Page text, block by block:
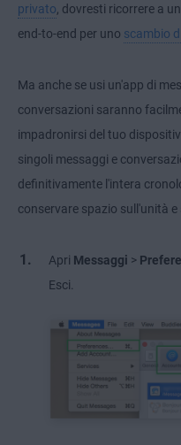
privato , dovresti ricorrere a
end-to-end per uno scambio
Ma anche se usi un'app di
conversazioni saranno
impadronirsi del tuo
singoli messaggi e
definitivamente l'intera
conservare spazio sull'unità
Apri Messaggi >
Esci.